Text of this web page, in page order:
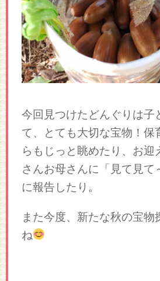
今回見つけたどんぐりは子
て、とても大切な宝物！保
らもじっと眺めたり、お迎
さんお母さんに「見て見て
に報告したり。
また今度、新たな秋の宝物
ね